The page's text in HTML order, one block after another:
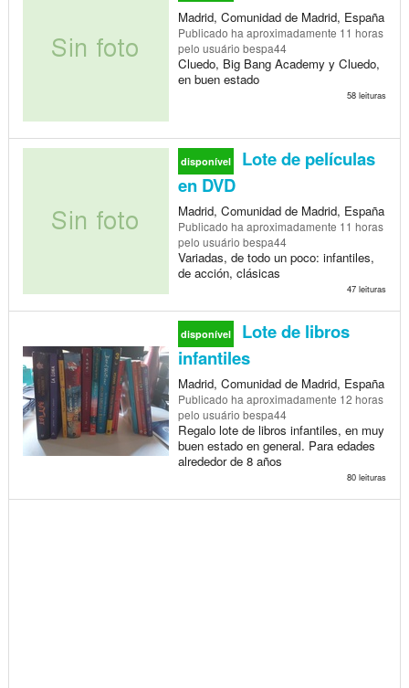
Madrid, Comunidad de Madrid, España
Publicado ha aproximadamente 11 horas
pelo usuário bespa44
Cluedo, Big Bang Academy y Cluedo,
en buen estado
58 leituras
disponível
Lote de películas
en DVD
Madrid, Comunidad de Madrid, España
Publicado ha aproximadamente 11 horas
pelo usuário bespa44
Variadas, de todo un poco: infantiles,
de acción, clásicas
47 leituras
disponível
Lote de libros
infantiles
Madrid, Comunidad de Madrid, España
Publicado ha aproximadamente 12 horas
pelo usuário bespa44
Regalo lote de libros infantiles, en muy
buen estado en general. Para edades
alrededor de 8 años
80 leituras